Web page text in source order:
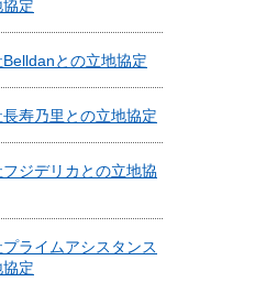
協定
との立地協定
寿乃里との立地協定
ジデリカとの立地協
ライムアシスタンス
協定